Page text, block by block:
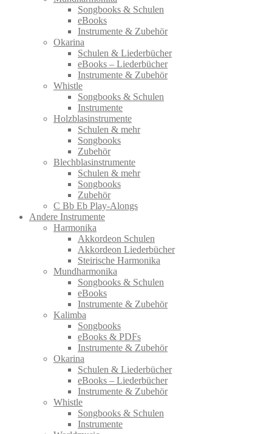
Songbooks & Schulen
eBooks
Instrumente & Zubehör
Okarina
Schulen & Liederbücher
eBooks – Liederbücher
Instrumente & Zubehör
Whistle
Songbooks & Schulen
Instrumente
Holzblasinstrumente
Schulen & mehr
Songbooks
Zubehör
Blechblasinstrumente
Schulen & mehr
Songbooks
Zubehör
C Bb Eb Play-Alongs
Andere Instrumente
Harmonika
Akkordeon Schulen
Akkordeon Liederbücher
Steirische Harmonika
Mundharmonika
Songbooks & Schulen
eBooks
Instrumente & Zubehör
Kalimba
Songbooks
eBooks & PDFs
Instrumente & Zubehör
Okarina
Schulen & Liederbücher
eBooks – Liederbücher
Instrumente & Zubehör
Whistle
Songbooks & Schulen
Instrumente